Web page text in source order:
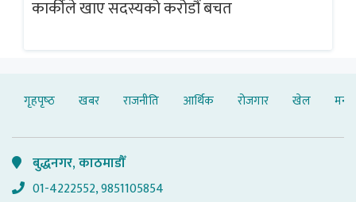
कार्कीले खाए सदस्यको करोडौं बचत
गृहपृष्‍ठ खबर राजनीति आर्थिक रोजगार खेल
बुद्धनगर, काठमाडौँ
01-4222552, 9851105854